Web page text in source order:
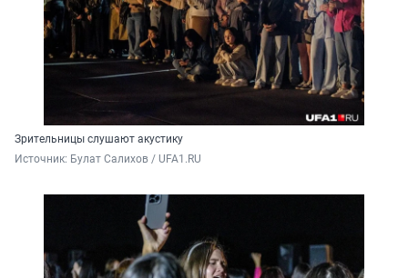
Зрительницы слушают акустику
Источник: Булат Салихов / UFA1.RU